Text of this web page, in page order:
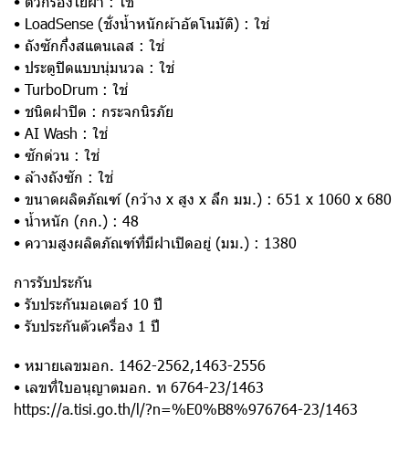
• LoadSense (ชั่งน้ำหนักผ้าอัตโนมัติ) : ใช่
• ถังซักกึ่งสแตนเลส : ใช่
• ประตูปิดแบบนุ่มนวล : ใช่
• TurboDrum : ใช่
• ชนิดฝาปิด : กระจกนิรภัย
• AI Wash : ใช่
• ซักด่วน : ใช่
• ล้างถังซัก : ใช่
• ขนาดผลิตภัณฑ์ (กว้าง x สูง x ลึก มม.) : 651 x 1060 x 680
• น้ำหนัก (กก.) : 48
• ความสูงผลิตภัณฑ์ที่มีฝาเปิดอยู่ (มม.) : 1380
การรับประกัน
• รับประกันมอเตอร์ 10 ปี
• รับประกันตัวเครื่อง 1 ปี
• หมายเลขมอก. 1462-2562,1463-2556
• เลขที่ใบอนุญาตมอก. ท 6764-23/1463
https://a.tisi.go.th/l/?n=%E0%B8%976764-23/1463